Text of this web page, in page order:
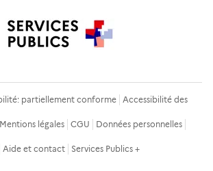
partiellement conforme Accessibilité des
Mentions légales CGU Données personnelles
Aide et contact Services Publics +